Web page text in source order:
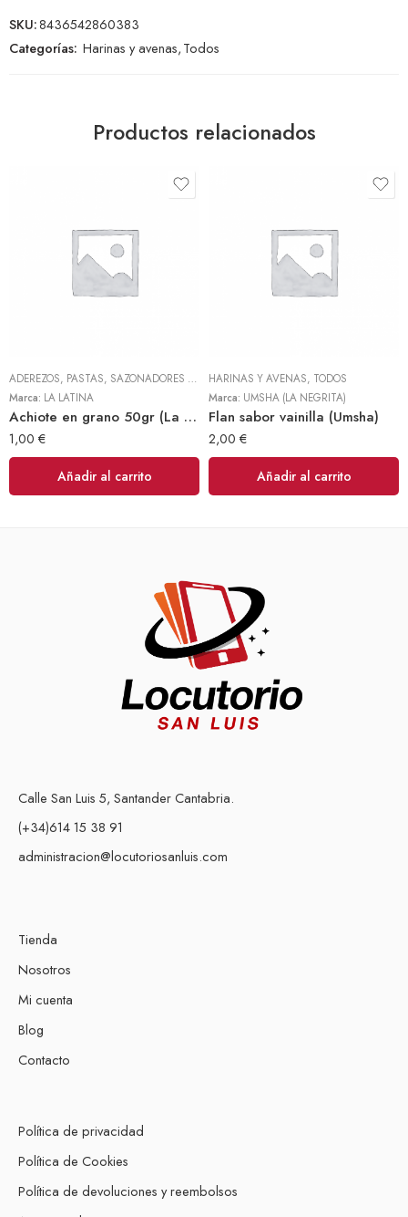
SKU:8436542860383
Categorías: Harinas y avenas,Todos
Productos relacionados
ADEREZOS, PASTAS, SAZONADORES Y CONDIMENTOS ,LEGUMBRES, GRANOS Y
Marca: LA LATINA
Achiote en grano 50gr (La Latina)
1,00 €
Añadir al carrito
HARINAS Y AVENAS, TODOS
Marca: UMSHA (LA NEGRITA)
Flan sabor vainilla (Umsha)
2,00 €
Añadir al carrito
Calle San Luis 5, Santander Cantabria.
(+34)614 15 38 91
administracion@locutoriosanluis.com
Tienda
Nosotros
Mi cuenta
Blog
Contacto
Política de privacidad
Política de Cookies
Política de devoluciones y reembolsos